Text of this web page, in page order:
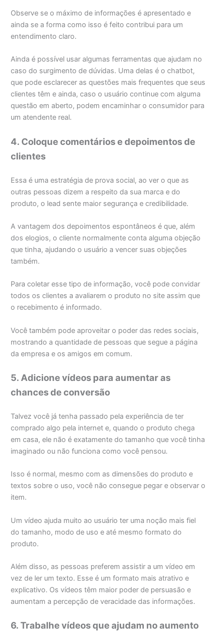
Observe se o máximo de informações é apresentado e
ainda se a forma como isso é feito contribui para um
entendimento claro.
Ainda é possível usar algumas ferramentas que ajudam no
caso do surgimento de dúvidas. Uma delas é o chatbot,
que pode esclarecer as questões mais frequentes que seus
clientes têm e ainda, caso o usuário continue com alguma
questão em aberto, podem encaminhar o consumidor para
um atendente real.
4. Coloque comentários e depoimentos de
clientes
Essa é uma estratégia de prova social, ao ver o que as
outras pessoas dizem a respeito da sua marca e do
produto, o lead sente maior segurança e credibilidade.
A vantagem dos depoimentos espontâneos é que, além
dos elogios, o cliente normalmente conta alguma objeção
que tinha, ajudando o usuário a vencer suas objeções
também.
Para coletar esse tipo de informação, você pode convidar
todos os clientes a avaliarem o produto no site assim que
o recebimento é informado.
Você também pode aproveitar o poder das redes sociais,
mostrando a quantidade de pessoas que segue a página
da empresa e os amigos em comum.
5. Adicione vídeos para aumentar as
chances de conversão
Talvez você já tenha passado pela experiência de ter
comprado algo pela internet e, quando o produto chega
em casa, ele não é exatamente do tamanho que você tinha
imaginado ou não funciona como você pensou.
Isso é normal, mesmo com as dimensões do produto e
textos sobre o uso, você não consegue pegar e observar o
item.
Um vídeo ajuda muito ao usuário ter uma noção mais fiel
do tamanho, modo de uso e até mesmo formato do
produto.
Além disso, as pessoas preferem assistir a um vídeo em
vez de ler um texto. Esse é um formato mais atrativo e
explicativo. Os vídeos têm maior poder de persuasão e
aumentam a percepção de veracidade das informações.
6. Trabalhe vídeos que ajudam no aumento